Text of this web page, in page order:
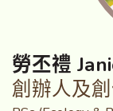
勞丕禮
創辦人及